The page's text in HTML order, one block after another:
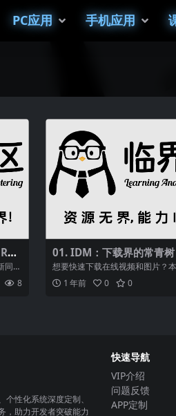
PC应用 手机应用
学
8
01. IDM：下载界的常青树
想要快速下载在线视频和图片？
款强大插件，涵盖IDM、猫抓、海
1 年前 0 0
性化系统深度定制、
，助力开发者突破能力
快速导航
VIP介绍
问题反馈
APP定制